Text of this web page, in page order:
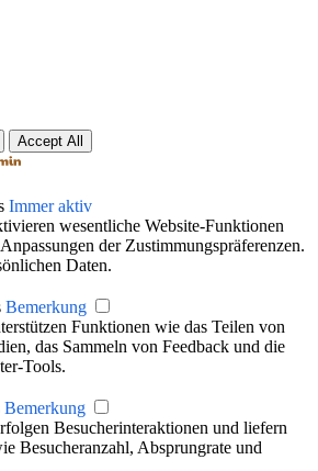
Accept All
Immer aktiv
wesentliche Website-Funktionen
der Zustimmungspräferenzen.
Daten.
Bemerkung
Funktionen wie das Teilen von
das Sammeln von Feedback und die
Tools.
Bemerkung
Besucherinteraktionen und liefern
Besucheranzahl, Absprungrate und